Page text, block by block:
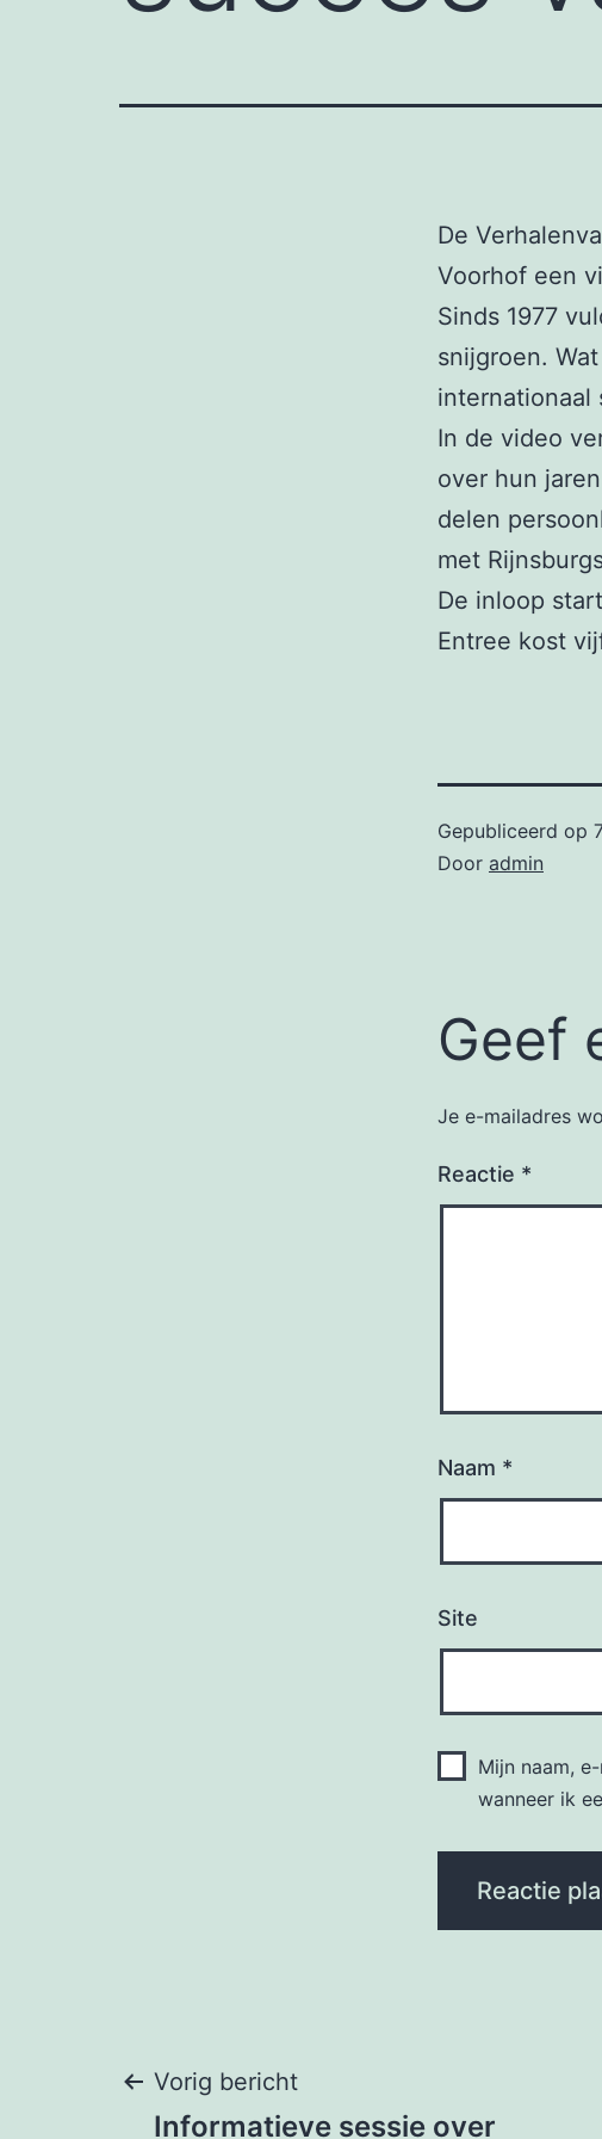
De
Voorhof een
Sinds 1977
snijgroen.
internationaal
In de video
over hun
delen
met
De inloop
Entree kost
Gepubliceerd op
Door admin
Geef
Je e-mailadres
Reactie *
Naam *
Site
Mijn naam,
wanneer ik
Bericht
Vorig bericht
Informatieve sessie over